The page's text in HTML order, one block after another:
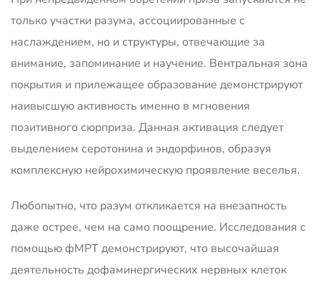
только участки разума, ассоциированные с
наслаждением, но и структуры, отвечающие за
внимание, запоминание и научение. Вентральная зона
покрытия и прилежащее образование демонстрируют
наивысшую активность именно в мгновения
позитивного сюрприза. Данная активация следует
выделением серотонина и эндорфинов, образуя
комплексную нейрохимическую проявление веселья.
Любопытно, что разум откликается на внезапность
даже острее, чем на само поощрение. Исследования с
помощью фМРТ демонстрируют, что высочайшая
деятельность дофаминергических нервных клеток